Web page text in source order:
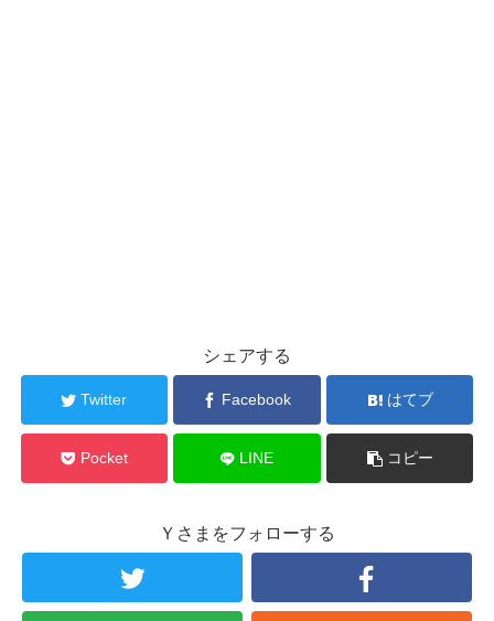
シェアする
Twitter Facebook はてブ
Pocket LINE コピー
Ｙさまをフォローする